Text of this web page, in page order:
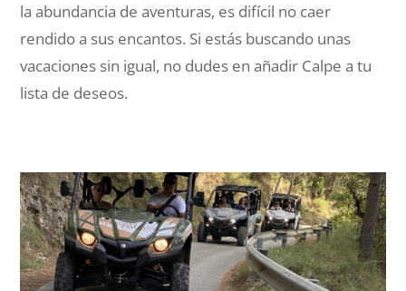
la abundancia de aventuras, es difícil no caer
rendido a sus encantos. Si estás buscando unas
vacaciones sin igual, no dudes en añadir Calpe a tu
lista de deseos.